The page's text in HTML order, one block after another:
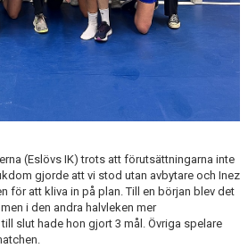
(Eslövs IK) trots att förutsättningarna inte
gjorde att vi stod utan avbytare och Inez
för att kliva in på plan. Till en början blev det
i den andra halvleken mer
slut hade hon gjort 3 mål. Övriga spelare